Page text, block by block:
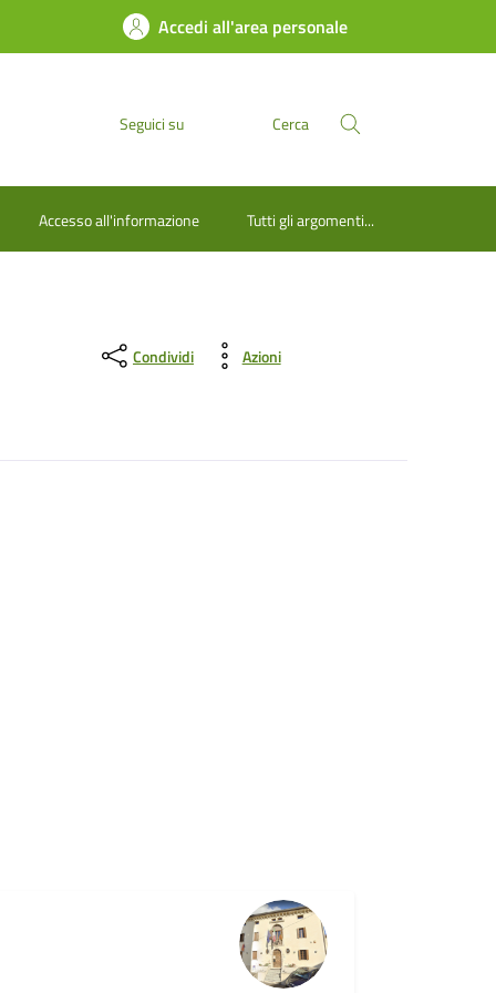
Accedi all'area personale
Seguici su Cerca
Accesso all'informazione Tutti gli argomenti...
Condividi Azioni